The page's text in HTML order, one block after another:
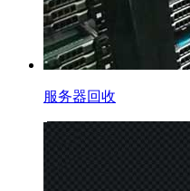
服务器回收